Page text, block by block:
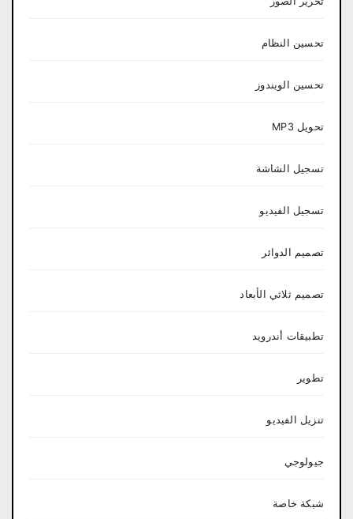
تحسين النظام
تحسين الويندوز
تحويل MP3
تسجيل الشاشة
تسجيل الفيديو
تصميم الدوائر
تصميم ثلاثي الأبعاد
تطبيقات أندرويد
تطوير
تنزيل الفيديو
جيولوجي
شبكة خاصة